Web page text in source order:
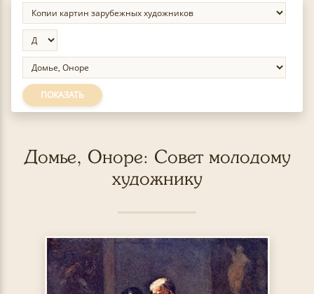
ПОКАЗАТЬ
Домье, Оноре: Совет молодому
художнику